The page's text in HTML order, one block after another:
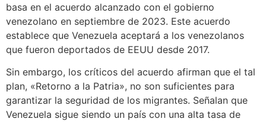
basa en el acuerdo alcanzado con el gobierno
venezolano en septiembre de 2023. Este acuerdo
establece que Venezuela aceptará a los venezolanos
que fueron deportados de EEUU desde 2017.
Sin embargo, los críticos del acuerdo afirman que el tal
plan, «Retorno a la Patria», no son suficientes para
garantizar la seguridad de los migrantes. Señalan que
Venezuela sigue siendo un país con una alta tasa de